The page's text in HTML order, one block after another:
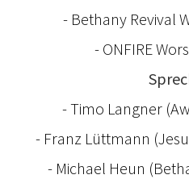
- Bethany Revival
- ONFIRE
- Timo Langner
- Franz Lüttmann
- Michael Heun